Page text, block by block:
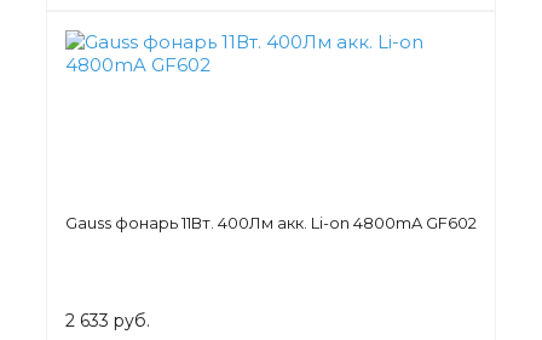
Gauss фонарь 11Вт. 400Лм акк. Li-on 4800mA GF602
2 633 руб.